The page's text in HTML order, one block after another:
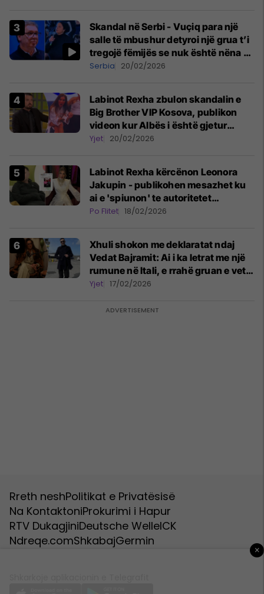
Skandal në Serbi - Vuçiq para një
salle të mbushur detyroi një grua t’i
tregojë fëmijës se nuk është nëna e
tij
Serbia 20/02/2026
Labinot Rexha zbulon skandalin e
Big Brother VIP Kosova, publikon
videon kur Albës i është gjetur
telefoni në shtëpi
Yjet 20/02/2026
Labinot Rexha kërcënon Leonora
Jakupin - publikohen mesazhet ku
ai e 'spiunon' te autoritetet
zvicerane se nuk ka vizë pune
Po Flitet 18/02/2026
Xhuli shokon me deklaratat ndaj
Vedat Bajramit: Ai i ka letrat me një
rumune në Itali, e rrahë gruan e vet
dhe përdor narkotikë
Yjet 17/02/2026
Rreth neshPolitikat e Privatësisë
Na KontaktoniProkurimi i Hapur
RTV DukagjiniDeutsche WelleICK
Ndreqe.comShkabajGermin
×